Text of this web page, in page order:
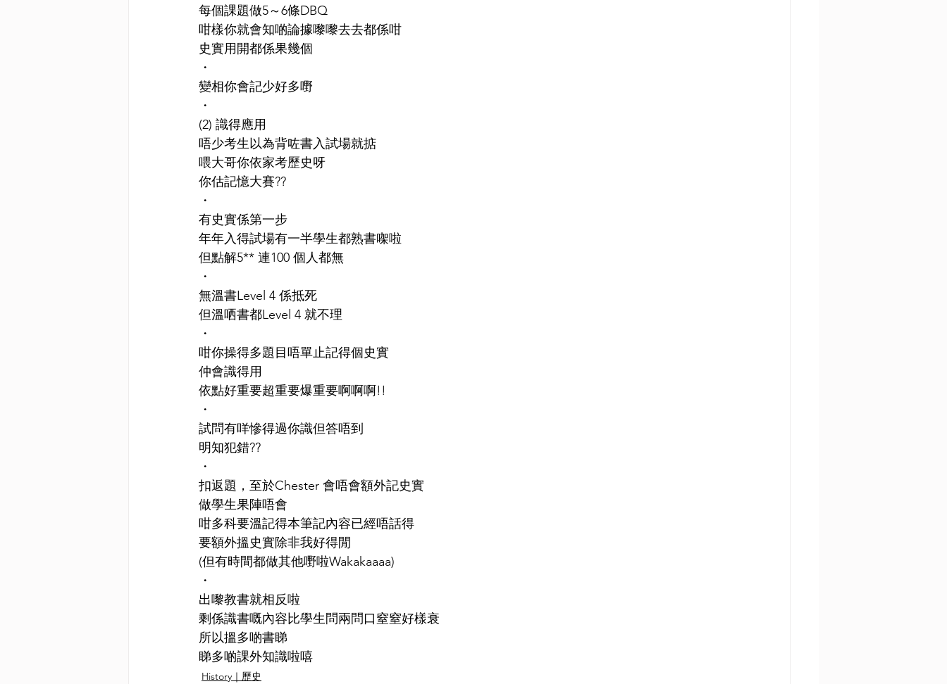
每個課題做5～6條DBQ
咁樣你就會知啲論據嚟嚟去去都係咁
史實用開都係果幾個
・
變相你會記少好多嘢
・
(2) 識得應用
唔少考生以為背咗書入試場就掂
喂大哥你依家考歷史呀
你估記憶大賽??
・
有史實係第一步
年年入得試場有一半學生都熟書㗎啦
但點解5** 連100 個人都無
・
無溫書Level 4 係抵死
但溫哂書都Level 4 就不理
・
咁你操得多題目唔單止記得個史實
仲會識得用
依點好重要超重要爆重要啊啊啊!!
・
試問有咩慘得過你識但答唔到
明知犯錯??
・
扣返題，至於Chester 會唔會額外記史實
做學生果陣唔會
咁多科要溫記得本筆記內容已經唔話得
要額外搵史實除非我好得閒
(但有時間都做其他嘢啦Wakakaaaa)
・
出嚟教書就相反啦
剩係識書嘅內容比學生問兩問口窒窒好樣衰
所以搵多啲書睇
睇多啲課外知識啦嘻
History｜歷史